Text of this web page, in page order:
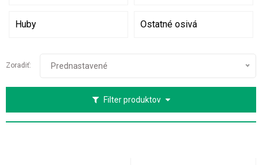
Huby Ostatné osivá
Filter produktov
Zoradiť: Prednastavené